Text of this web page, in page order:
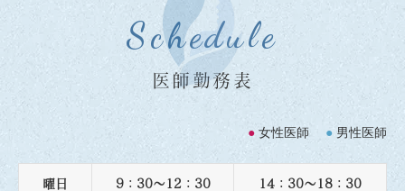
Schedule
医師勤務表
● 女性医師 ● 男性医師
曜日 9：30～12：30 14：30～18：30